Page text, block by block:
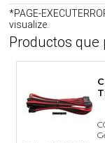
*PAGE-
visualize.
Productos que